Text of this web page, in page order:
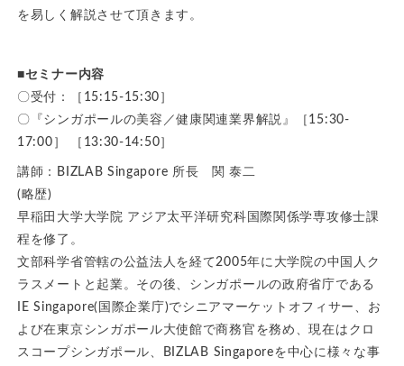
を易しく解説させて頂きます。
■セミナー内容
〇受付：［15:15-15:30］
〇『シンガポールの美容／健康関連業界解説』［15:30-
17:00］ ［13:30-14:50］
講師：BIZLAB Singapore 所長 関 泰二
(略歴)
早稲田大学大学院 アジア太平洋研究科国際関係学専攻修士課
程を修了。
文部科学省管轄の公益法人を経て2005年に大学院の中国人ク
ラスメートと起業。その後、シンガポールの政府省庁である
IE Singapore(国際企業庁)でシニアマーケットオフィサー、お
よび在東京シンガポール大使館で商務官を務め、現在はクロ
スコープシンガポール、BIZLAB Singaporeを中心に様々な事